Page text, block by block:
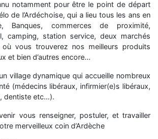
notamment pour être le point de départ
de l’Ardéchoise, qui a lieu tous les ans en
Banques, commerces de proximité,
camping, station service, deux marchés
vous trouverez nos meilleurs produits
et bien d’autres encore…
village dynamique qui accueille nombreux
(médecins libéraux, infirmier(e)s libéraux,
dentiste etc…).
vous renseigner, postuler, et travailler
merveilleux coin d’Ardèche